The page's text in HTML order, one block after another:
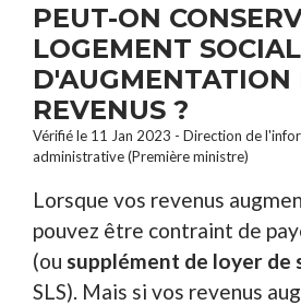
PEUT-ON
LOGEMENT
D'AUGMENTATION
REVENUS ?
Vérifié le 11 Jan 2023 - Direction de
administrative (Première ministre)
Lorsque vos revenus
pouvez être contraint de
(ou supplément de loyer de
SLS). Mais si vos revenus